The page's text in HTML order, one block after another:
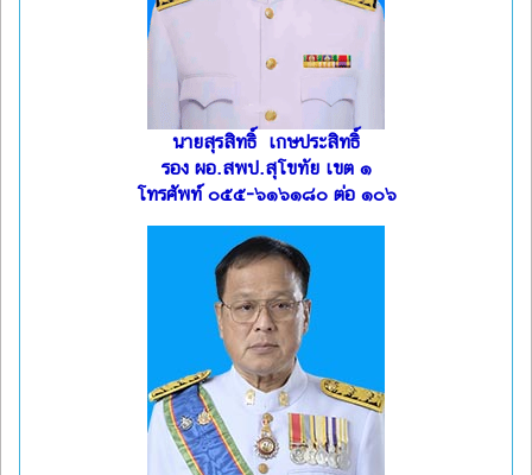
นายสุรสิทธิ์ เกษประสิทธิ์
รอง ผอ.สพป.สุโขทัย เขต ๑
โทรศัพท์ ๐๕๕-๖๑๖๑๘๐ ต่อ ๑๐๖